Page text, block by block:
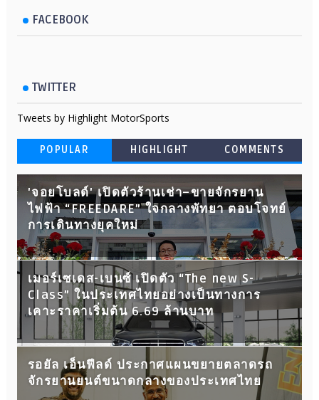
FACEBOOK
TWITTER
Tweets by Highlight MotorSports
POPULAR HIGHLIGHT COMMENTS
'จอยโบลด์' เปิดตัวร้านเช่า–ขายจักรยาน
ไฟฟ้า “FREEDARE” ใจกลางพัทยา ตอบโจทย์
การเดินทางยุคใหม่
เมอร์เซเดส-เบนซ์ เปิดตัว “The new S-
Class” ในประเทศไทยอย่างเป็นทางการ
เคาะราคาเริ่มต้น 6.69 ล้านบาท
รอยัล เอ็นฟีลด์ ประกาศแผนขยายตลาดรถ
จักรยานยนต์ขนาดกลางของประเทศไทย